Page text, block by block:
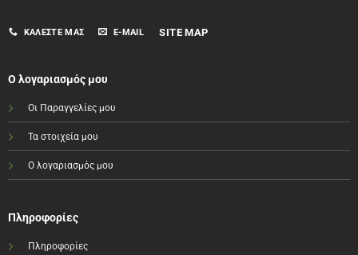
ΚΑΛΈΣΤΕ ΜΑΣ E-MAIL SITE MAP
Ο λογαριασμός μου
Οι Παραγγελίες μου
Τα στοιχεία μου
Ο λογαριασμός μου
Πληροφορίες
Πληροφορίες